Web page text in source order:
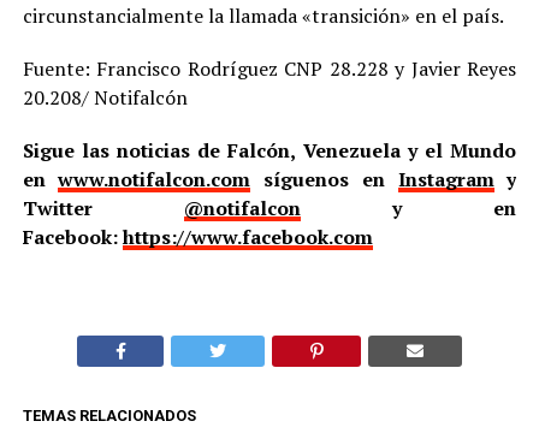
circunstancialmente la llamada «transición» en el país.
Fuente: Francisco Rodríguez CNP 28.228 y Javier Reyes
20.208/ Notifalcón
Sigue las noticias de Falcón, Venezuela y el Mundo
enwww.notifalcon.com síguenos en Instagramy
Twitter @notifalcony en
Facebook:https://www.facebook.com
TEMAS RELACIONADOS